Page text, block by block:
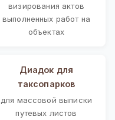
визирования актов
выполненных работ на
объектах
Диадок для
таксопарков
для массовой выписки
путевых листов